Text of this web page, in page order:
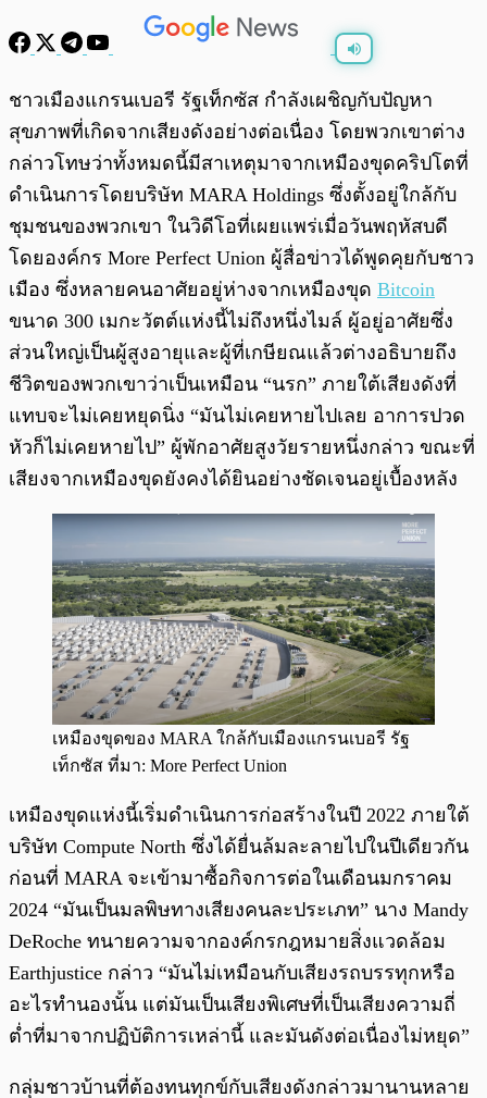
0:00
ชาวเมืองแกรนเบอรี รัฐเท็กซัส กำลังเผชิญกับปัญหา
สุขภาพที่เกิดจากเสียงดังอย่างต่อเนื่อง โดยพวกเขาต่าง
กล่าวโทษว่าทั้งหมดนี้มีสาเหตุมาจากเหมืองขุดคริปโตที่
ดำเนินการโดยบริษัท MARA Holdings ซึ่งตั้งอยู่ใกล้กับ
ชุมชนของพวกเขา ในวิดีโอที่เผยแพร่เมื่อวันพฤหัสบดี
โดยองค์กร More Perfect Union ผู้สื่อข่าวได้พูดคุยกับชาว
เมือง ซึ่งหลายคนอาศัยอยู่ห่างจากเหมืองขุด Bitcoin
ขนาด 300 เมกะวัตต์แห่งนี้ไม่ถึงหนึ่งไมล์ ผู้อยู่อาศัยซึ่ง
ส่วนใหญ่เป็นผู้สูงอายุและผู้ที่เกษียณแล้วต่างอธิบายถึง
ชีวิตของพวกเขาว่าเป็นเหมือน “นรก” ภายใต้เสียงดังที่
แทบจะไม่เคยหยุดนิ่ง “มันไม่เคยหายไปเลย อาการปวด
หัวก็ไม่เคยหายไป” ผู้พักอาศัยสูงวัยรายหนึ่งกล่าว ขณะที่
เสียงจากเหมืองขุดยังคงได้ยินอย่างชัดเจนอยู่เบื้องหลัง
เหมืองขุดของ MARA ใกล้กับเมืองแกรนเบอรี รัฐ
เท็กซัส ที่มา: More Perfect Union
เหมืองขุดแห่งนี้เริ่มดำเนินการก่อสร้างในปี 2022 ภายใต้
บริษัท Compute North ซึ่งได้ยื่นล้มละลายไปในปีเดียวกัน
ก่อนที่ MARA จะเข้ามาซื้อกิจการต่อในเดือนมกราคม
2024 “มันเป็นมลพิษทางเสียงคนละประเภท” นาง Mandy
DeRoche ทนายความจากองค์กรกฎหมายสิ่งแวดล้อม
Earthjustice กล่าว “มันไม่เหมือนกับเสียงรถบรรทุกหรือ
อะไรทำนองนั้น แต่มันเป็นเสียงพิเศษที่เป็นเสียงความถี่
ต่ำที่มาจากปฏิบัติการเหล่านี้ และมันดังต่อเนื่องไม่หยุด”
กลุ่มชาวบ้านที่ต้องทนทุกข์กับเสียงดังกล่าวมานานหลาย